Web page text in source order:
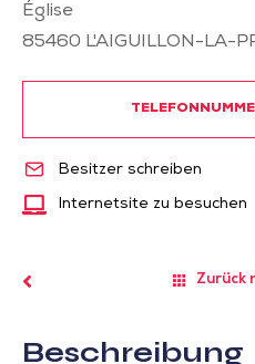
Église
85460 L'AIGUILLON-LA-
Besitzer schreiben
Internetsite zu besuchen
Zurück
Beschreibung